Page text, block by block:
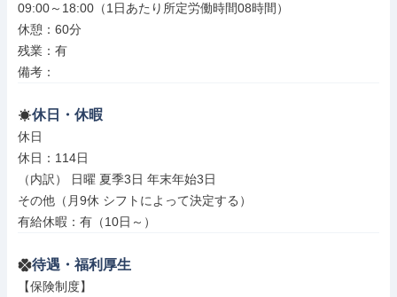
09:00～18:00（1日あたり所定労働時間08時間）
休憩：60分
残業：有
備考：
休日・休暇
休日
休日：114日
（内訳） 日曜 夏季3日 年末年始3日
その他（月9休 シフトによって決定する）
有給休暇：有（10日～）
待遇・福利厚生
【保険制度】